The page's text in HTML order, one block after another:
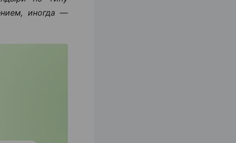
иногда —